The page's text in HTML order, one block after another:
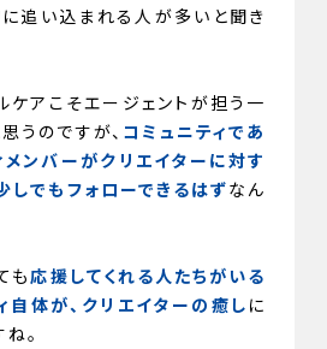
追い込まれる人が多いと聞き
ケアこそエージェントが担う一
うのですが、 コミュニティであ
メンバーがクリエイターに対す
しでもフォローできるはずなん
も応援してくれる人たちがいる
自体が、クリエイターの癒し に
。